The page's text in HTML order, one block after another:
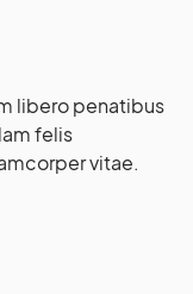
libero penatibus
felis
vitae.